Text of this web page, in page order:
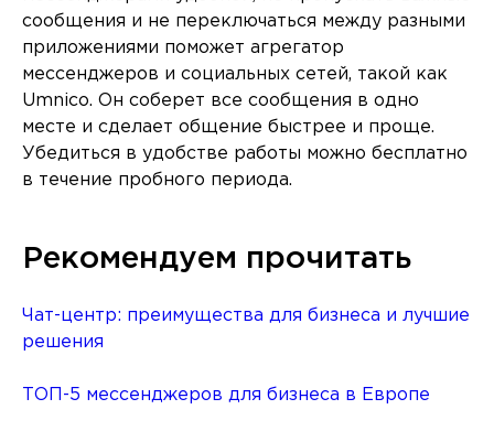
сообщения и не переключаться между разными
приложениями поможет агрегатор
мессенджеров и социальных сетей, такой как
Umnico. Он соберет все сообщения в одно
месте и сделает общение быстрее и проще.
Убедиться в удобстве работы можно бесплатно
в течение пробного периода.
Рекомендуем прочитать
Чат-центр: преимущества для бизнеса и лучшие
решения
ТОП-5 мессенджеров для бизнеса в Европе